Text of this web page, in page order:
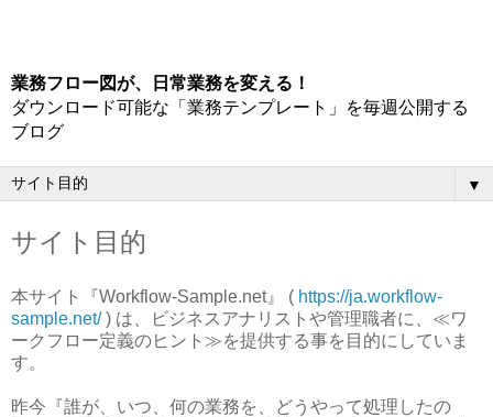
業務フロー図が、日常業務を変える！
ダウンロード可能な「業務テンプレート」を毎週公開する
ブログ
▼
サイト目的
本サイト『Workflow-Sample.net』 ( https://ja.workflow-
sample.net/) は、ビジネスアナリストや管理職者に、≪ワ
ークフロー定義のヒント≫を提供する事を目的にしていま
す。
昨今『誰が、いつ、何の業務を、どうやって処理したの